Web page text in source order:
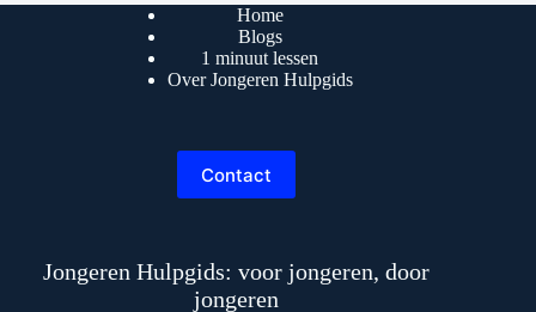
Home
Blogs
1 minuut lessen
Over Jongeren Hulpgids
Contact
Jongeren Hulpgids: voor jongeren, door
jongeren